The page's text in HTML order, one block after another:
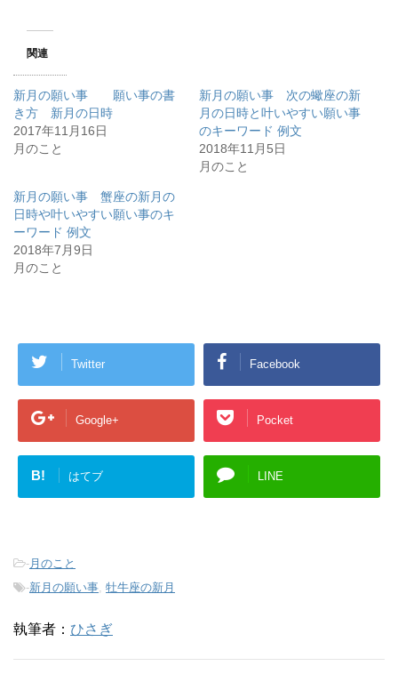
関連
新月の願い事 願い事の書
き方 新月の日時
2017年11月16日
月のこと
新月の願い事 次の蠍座の新
月の日時と叶いやすい願い事
のキーワード 例文
2018年11月5日
月のこと
新月の願い事 蟹座の新月の
日時や叶いやすい願い事のキ
ーワード 例文
2018年7月9日
月のこと
Twitter Facebook
Google+ Pocket
B! はてブ LINE
- 月のこと
-新月の願い事 牡牛座の新月
執筆者： ひさぎ